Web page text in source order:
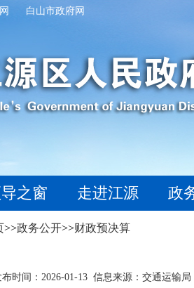
白山市政府网
之窗 走进江源 政
>>政务公开>>财政预决算
布时间：2026-01-13 信息来源：交通运输